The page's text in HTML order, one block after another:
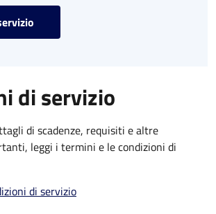
di servizio
di scadenze, requisiti e altre
leggi i termini e le condizioni di
di servizio